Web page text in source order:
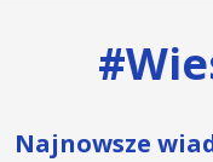
#
Najnowsze